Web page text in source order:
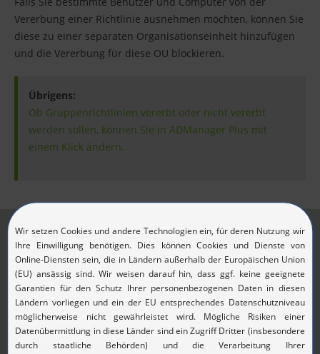
Vererbung einer Richtlinie ausnehmen möchten, können Sie
diese zu einer separaten Organisationseinheit hinzufügen
und die Vererbung für diese OU blockieren.
Übrigens:
Ob Gruppenrichtlinien vererbt oder nicht vererbt
werden sollen, können Sie in ADManager Plus mit
einem Klick ändern.
5. Befolgen Sie klare Regeln bei der
Namensgebung
Aus dem Namen eines Gruppenrichtlinienobjekts sollte
hervorgehen, welchem Zweck es dient und für wen es gilt.
Wir empfehlen daher, eine Namenskonvention zu
verwenden, mit der Sie auf einen Blick sehen, um welches